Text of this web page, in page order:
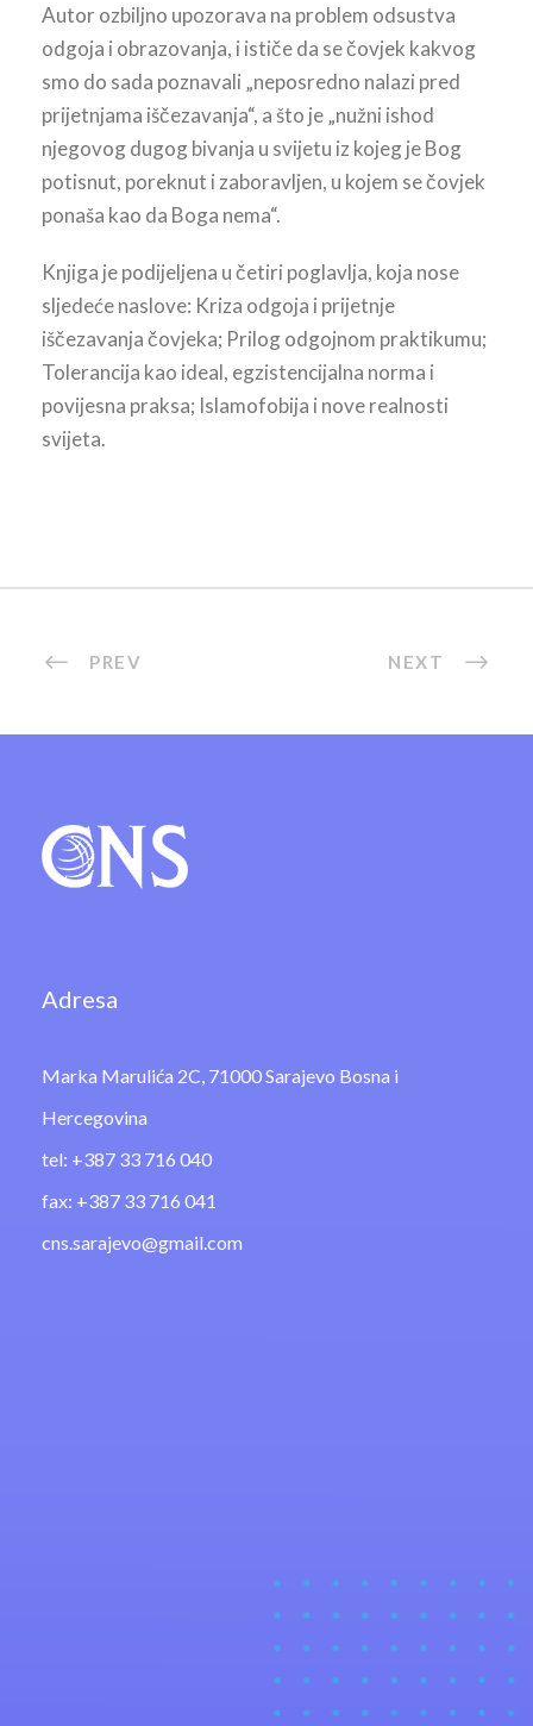
Autor ozbiljno upozorava na problem odsustva
odgoja i obrazovanja, i ističe da se čovjek kakvog
smo do sada poznavali „neposredno nalazi pred
prijetnjama iščezavanja“, a što je „nužni ishod
njegovog dugog bivanja u svijetu iz kojeg je Bog
potisnut, poreknut i zaboravljen, u kojem se čovjek
ponaša kao da Boga nema“.
Knjiga je podijeljena u četiri poglavlja, koja nose
sljedeće naslove: Kriza odgoja i prijetnje
iščezavanja čovjeka; Prilog odgojnom praktikumu;
Tolerancija kao ideal, egzistencijalna norma i
povijesna praksa; Islamofobija i nove realnosti
svijeta.
PREV NEXT
Adresa
Marka Marulića 2C, 71000 Sarajevo Bosna i
Hercegovina
tel: +387 33 716 040
fax: +387 33 716 041
cns.sarajevo@gmail.com